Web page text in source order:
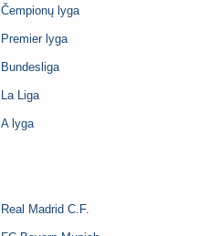
Čempionų lyga
Premier lyga
Bundesliga
La Liga
A lyga
Real Madrid C.F.